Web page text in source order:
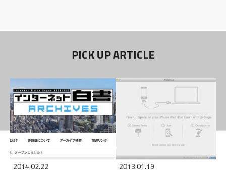
PICK UP ARTICLE
2014.02.22 2013.01.19